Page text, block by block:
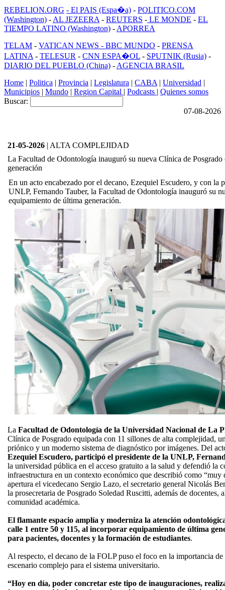
REBELION.ORG - El PAIS (Espa�a) - POLITICO.COM
(Washington) - AL JEZEERA - REUTERS - LE MONDE - EL
TIEMPO LATINO (Washington) - APORREA
TELAM - VATICAN NEWS - BBC MUNDO - PRENSA
LATINA - TELESUR - CNN ESPA�OL - SPUTNIK (Rusia) -
DIARIO DEL PUEBLO (China) - AGENCIA BRASIL
Home | Politica | Provincia | Legislatura | CABA | Universidad |
Municipios | Mundo | Region Capital | Podcasts | Quienes somos
Buscar:
07-08-2026
21-05-2026 | ALTA COMPLEJIDAD
La Facultad de Odontología inauguró su nueva Clínica de
generación
En un acto encabezado por el decano, Ezequiel Escudero, y con la
UNLP, Fernando Tauber, la Facultad de Odontología inauguró su
equipamiento de última generación.
La Facultad de Odontología de la Universidad Nacional de La
Clínica de Posgrado equipada con 11 sillones de alta complejidad,
priónico y un moderno sistema de diagnóstico por imágenes. Del
Ezequiel Escudero, participó el presidente de la UNLP,
la universidad pública en el acceso gratuito a la salud y defendió la
infraestructura en un contexto económico que describió como
apertura el vicedecano Sergio Lazo, el secretario general Nicolás
la prosecretaria de Posgrado Soledad Ruscitti, además de docentes,
comunidad académica.
El flamante espacio amplía y moderniza la atención
calle 1 entre 50 y 115, al incorporar equipamiento de última
para pacientes, docentes y la formación de estudiantes.
Al respecto, el decano de la FOLP puso el foco en la importancia
escenario complejo para el sistema universitario.
“Hoy en día, poder concretar este tipo de inauguraciones,